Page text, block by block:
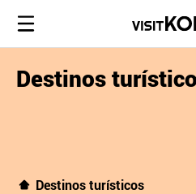
Destinos
Destinos turísticos